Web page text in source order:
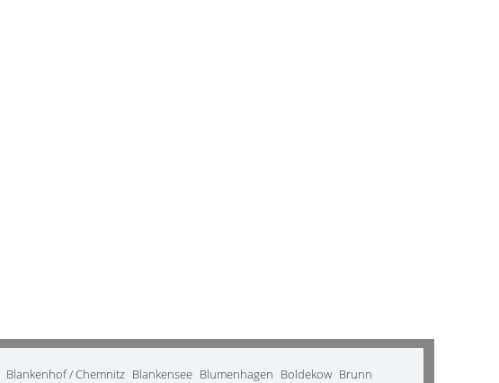
Blankenhof / Chemnitz Blankensee Blumenhagen Boldekow Brunn